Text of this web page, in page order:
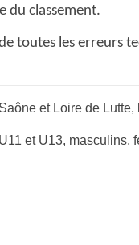
du classement.
toutes les
et Loire de
et U13, masculins,